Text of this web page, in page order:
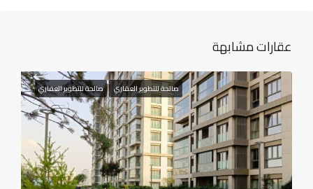
عقارات مشابهة
صالحة للتطوير العقاري صالحة للتطوير العقاري